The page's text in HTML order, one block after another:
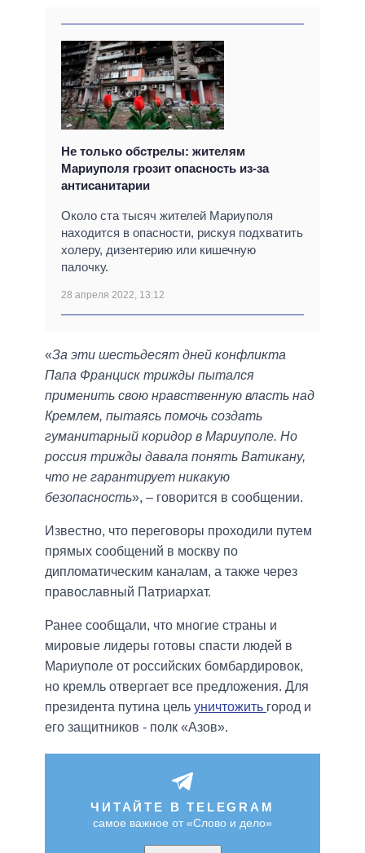
Не только обстрелы: жителям
Мариуполя грозит опасность из-за
антисанитарии
Около ста тысяч жителей Мариуполя
находится в опасности, рискуя подхватить
холеру, дизентерию или кишечную
палочку.
28 апреля 2022, 13:12
«За эти шестьдесят дней конфликта
Папа Франциск трижды пытался
применить свою нравственную власть над
Кремлем, пытаясь помочь создать
гуманитарный коридор в Мариуполе. Но
россия трижды давала понять Ватикану,
что не гарантирует никакую
безопасность», – говорится в сообщении.
Известно, что переговоры проходили путем
прямых сообщений в москву по
дипломатическим каналам, а также через
православный Патриархат.
Ранее сообщали, что многие страны и
мировые лидеры готовы спасти людей в
Мариуполе от российских бомбардировок,
но кремль отвергает все предложения. Для
президента путина цель уничтожить город и
его защитников - полк «Азов».
ЧИТАЙТЕ В TELEGRAM
самое важное от «Слово и дело»